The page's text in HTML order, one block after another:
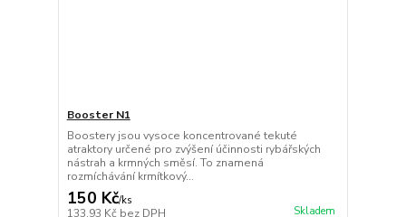
Booster N1
Boostery jsou vysoce koncentrované tekuté
atraktory určené pro zvýšení účinnosti rybářských
nástrah a krmných směsí. To znamená
rozmíchávání krmítkový...
150 Kč/ks
133,93 Kč bez DPH Skladem